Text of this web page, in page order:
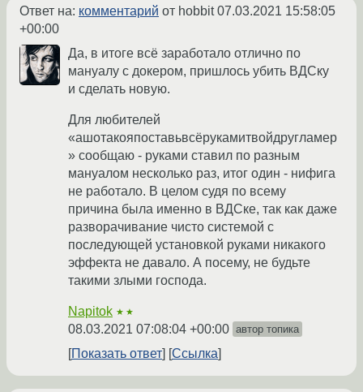
Ответ на: комментарий от hobbit07.03.2021 15:58:05
+00:00
Да, в итоге всё заработало отлично по
мануалу с докером, пришлось убить ВДСку
и сделать новую.
Для любителей
«ашотакояпоставьвсёрукамитвойдругламер
» сообщаю - руками ставил по разным
мануалом несколько раз, итог один - нифига
не работало. В целом судя по всему
причина была именно в ВДСке, так как даже
разворачивание чисто системой с
последующей установкой руками никакого
эффекта не давало. А посему, не будьте
такими злыми господа.
Napitok ★★
08.03.2021 07:08:04 +00:00 автор топика
Показать ответ Ссылка